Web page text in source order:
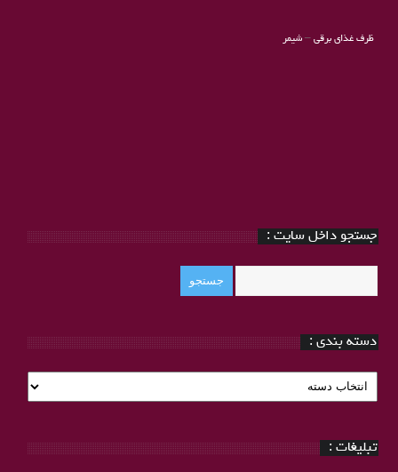
ظرف غذای برقی– شیمر
جستجو داخل سایت :
دسته بندی :
دسته
بندی
تبلیغات :